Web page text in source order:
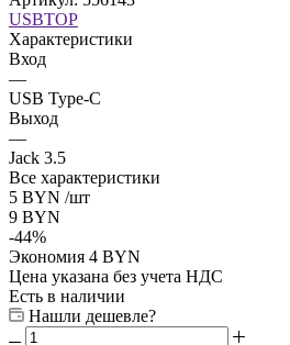
USBTOP
Характеристики
Вход
—
USB Type-C
Выход
—
Jack 3.5
Все характеристики
5 BYN /шт
9 BYN
-44%
Экономия 4 BYN
Цена указана без учета НДС
Есть в наличии
Нашли дешевле?